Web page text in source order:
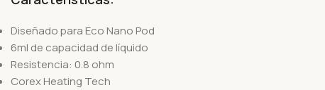
Diseñado para Eco Nano Pod
6ml de capacidad de líquido
Resistencia: 0.8 ohm
Corex Heating Tech